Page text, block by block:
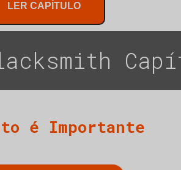
LER CAPÍTULO
é Importante